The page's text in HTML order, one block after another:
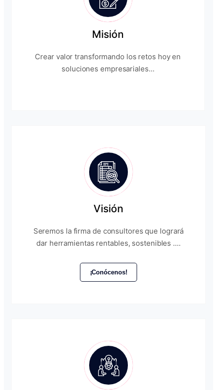
Misión
Crear valor transformando los retos hoy en
soluciones empresariales...
Visión
Seremos la firma de consultores que logrará
dar herramientas rentables, sostenibles ....
¡Conócenos!